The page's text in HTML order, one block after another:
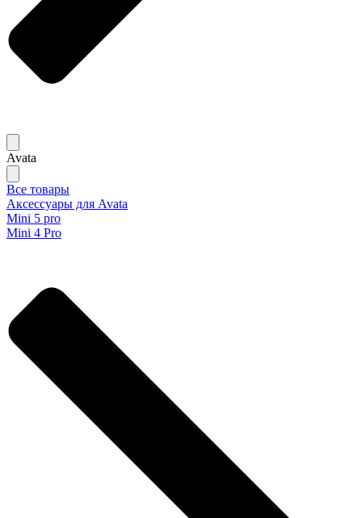
Avata
Все товары
Аксессуары для Avata
Mini 5 pro
Mini 4 Pro